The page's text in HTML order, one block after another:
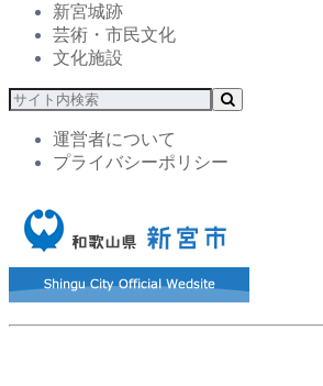
新宮城跡
芸術・市民文化
文化施設
運営者について
プライバシーポリシー